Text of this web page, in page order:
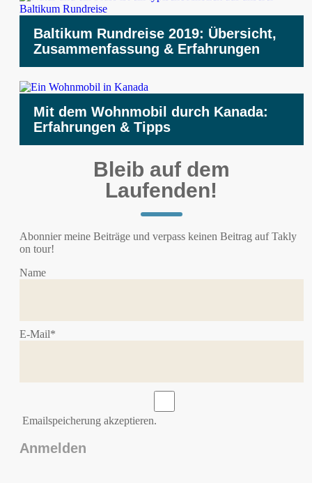
Baltikum Rundreise 2019: Übersicht,
Zusammenfassung & Erfahrungen
Mit dem Wohnmobil durch Kanada:
Erfahrungen & Tipps
Bleib auf dem
Laufenden!
Abonnier meine Beiträge und verpass keinen Beitrag auf Takly
on tour!
Name
E-Mail*
Emailspeicherung akzeptieren.